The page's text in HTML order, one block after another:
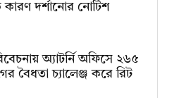
দর্শানোর নোটিশ
অ‍্যাটর্নি অফিসে ২৬৫
বৈধতা চ্যালেঞ্জ করে রিট